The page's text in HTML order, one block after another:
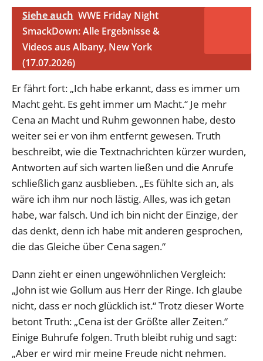
Siehe auch WWE Friday Night
SmackDown: Alle Ergebnisse &
Videos aus Albany, New York
(17.07.2026)
Er fährt fort: „Ich habe erkannt, dass es immer um
Macht geht. Es geht immer um Macht.“ Je mehr
Cena an Macht und Ruhm gewonnen habe, desto
weiter sei er von ihm entfernt gewesen. Truth
beschreibt, wie die Textnachrichten kürzer wurden,
Antworten auf sich warten ließen und die Anrufe
schließlich ganz ausblieben. „Es fühlte sich an, als
wäre ich ihm nur noch lästig. Alles, was ich getan
habe, war falsch. Und ich bin nicht der Einzige, der
das denkt, denn ich habe mit anderen gesprochen,
die das Gleiche über Cena sagen.“
Dann zieht er einen ungewöhnlichen Vergleich:
„John ist wie Gollum aus Herr der Ringe. Ich glaube
nicht, dass er noch glücklich ist.“ Trotz dieser Worte
betont Truth: „Cena ist der Größte aller Zeiten.“
Einige Buhrufe folgen. Truth bleibt ruhig und sagt:
„Aber er wird mir meine Freude nicht nehmen.